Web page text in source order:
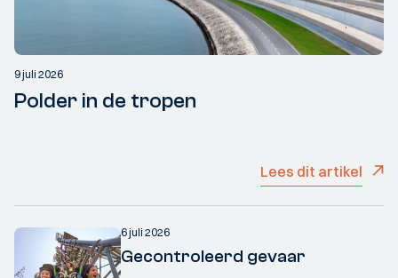
9 juli 2026
Polder in de tropen
Lees dit artikel
6 juli 2026
Gecontroleerd gevaar